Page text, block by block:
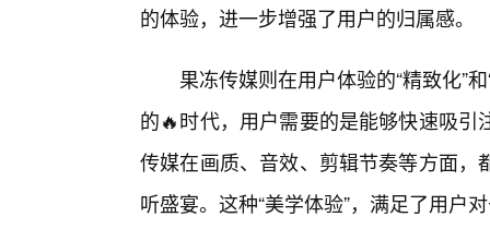
的体验，进一步增强了用户的归属感。
果冻传媒则在用户体验的“精致化”
的🔥时代，用户需要的是能够快速吸
传媒在画质、音效、剪辑节奏等方面
听盛宴。这种“美学体验”，满足了用户